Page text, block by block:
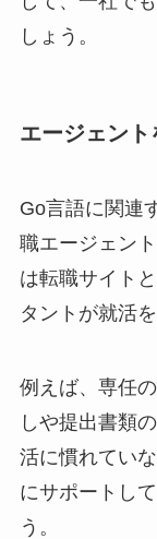
しょう。
エージェント
Go言語に関連
職エージェン
は転職サイト
タントが就活
例えば、専任
しや提出書類
活に慣れてい
にサポートし
う。